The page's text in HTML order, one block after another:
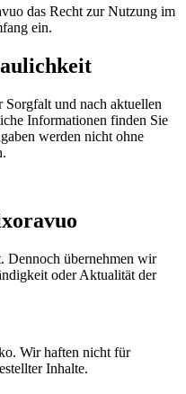
das Recht zur Nutzung im
ein.
und nach aktuellen
Informationen finden Sie
werden nicht ohne
Dennoch übernehmen wir
oder Aktualität der
Wir haften nicht für
Inhalte.